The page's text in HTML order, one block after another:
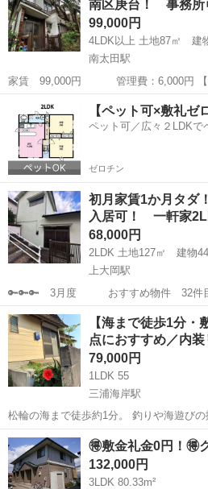
南区庚台！ 事務所
99,000円
4LDK以上 土地87㎡ 建
南太田駅
家賃 99,000円 管理費：6,000円 【🐤初期費用無料🐤】 仲介手
数料 ：0円 敷金 ：0円 礼
神奈川 南太田駅 一戸建て
【ペット可×敷礼
ペット可／広々２LDKで
ゼロチン
初月家賃1か月タダ
入居可！ 一軒家
68,000円
2LDK 土地127㎡ 建物
上大岡駅
🔑🔑🔑 3月度 おすすめ物件 32件目 上大
歩圏の人気エリア！ 一軒家賃貸です。 初
居できます！ ✅敷金礼金なし、その他初期費用0円 家賃のみで入居可
✅...
神奈川 横浜市 上大岡駅 一戸建
【海まで徒歩1分・
点におすすめ／内
79,000円
1LDK 55
三浦海岸駅
松輪の海まで徒歩約1分。 釣りや海遊び
活にもおすすめの一戸建てです。 2026年7月に一部内装リフォーム済
み、古い梁や木部の趣を残しながら、青い
モダンな室内です。 ...
神奈川 三浦市 三浦海岸駅 一戸
🉐敷金礼金0円！🉐
132,000円
3LDK 80.33m²